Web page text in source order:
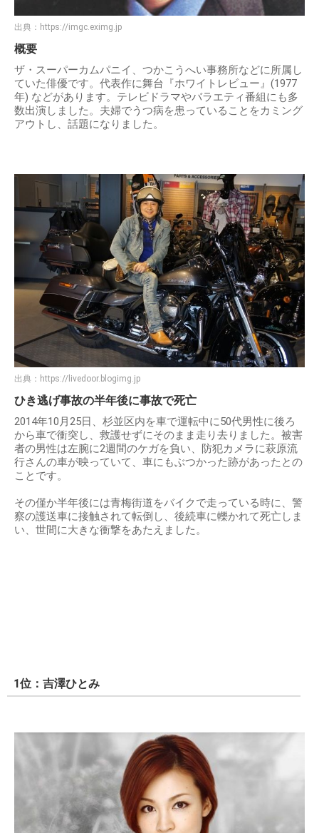
出典： https://imgc.eximg.jp
概要
ザ・スーパーカムパニイ、つかこうへい事務所などに所属し
ていた俳優です。代表作に舞台『ホワイトレビュー』(1977
年) などがあります。テレビドラマやバラエティ番組にも多
数出演しました。夫婦でうつ病を患っていることをカミング
アウトし、話題になりました。
出典： https://livedoor.blogimg.jp
ひき逃げ事故の半年後に事故で死亡
2014年10月25日、杉並区内を車で運転中に50代男性に後ろ
から車で衝突し、救護せずにそのまま走り去りました。被害
者の男性は左腕に2週間のケガを負い、防犯カメラに萩原流
行さんの車が映っていて、車にもぶつかった跡があったとの
ことです。
その僅か半年後には青梅街道をバイクで走っている時に、警
察の護送車に接触されて転倒し、後続車に轢かれて死亡しま
い、世間に大きな衝撃をあたえました。
1位：吉澤ひとみ